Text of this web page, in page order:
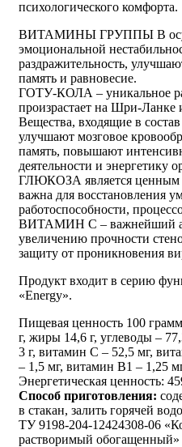
психологического комфорта.
ВИТАМИНЫ ГРУППЫ B
эмоциональной
раздражительность,
память и равновесие.
ГОТУ-КОЛА – уникальное
произрастает на Шри-
Вещества, входящие в
улучшают мозговое
память, повышают
деятельности и энергетику
ГЛЮКОЗА является ценным
важна для восстановления
работоспособности,
ВИТАМИН С – важнейший
увеличению прочности
защиту от проникновения
Продукт входит в серию
«Energy».
Пищевая ценность 100
г, жиры 14,6 г, углеводы –
3 г, витамин С – 52,5 мг,
– 1,5 мг, витамин В1 – 1,25
Энергетическая ценность:
Способ приготовления:
в стакан, залить горячей
ТУ 9198-204-12424308-06
растворимый обогащенный»